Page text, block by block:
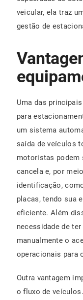
veicular, ela traz
gestão de
Uma das
para
um sistema
saída de veículos
motoristas podem
cancela e, por
identificação,
placas, tendo sua
eficiente. Além
necessidade de
manualmente o
operacionais para
Outra vantagem
o fluxo de